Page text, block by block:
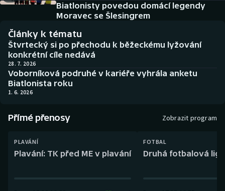
Biatlon
Boby a skeleton
Box
Curling
Dostihy
Historické návraty
Aplikace ČT sport
AZ kvíz
Biatlonisty povedou domácí legendy
Moravec se Šlesingrem
Články k tématu
Štvrtecký si po přechodu k běžeckému lyžování
konkrétní cíle nedává
28. 7. 2026
Voborníková podruhé v kariéře vyhrála anketu
Biatlonista roku
1. 6. 2026
Přímé přenosy Zobrazit program
PLAVÁNÍ
Plavání: TK před ME v plavání
FOTBAL
Druhá fotbalová